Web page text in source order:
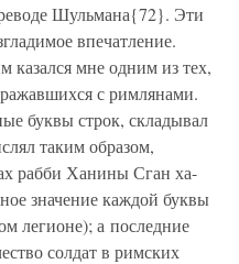
Шульмана{72}. Эти
впечатление.
казался мне одним из тех,
с римлянами.
буквы строк, складывал
таким образом,
рабби Ханины Сган ха-
значение каждой буквы
легионе); а последние
солдат в римских